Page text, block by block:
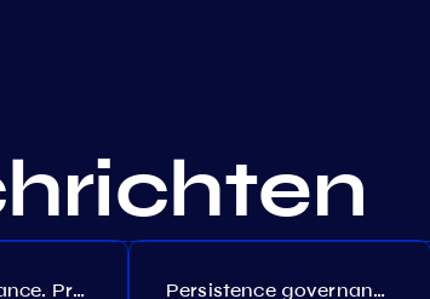
Akash governance. Proposal №308 Persistence governance. Proposal №150